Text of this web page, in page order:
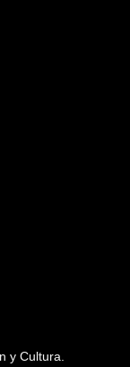
y Cultura.